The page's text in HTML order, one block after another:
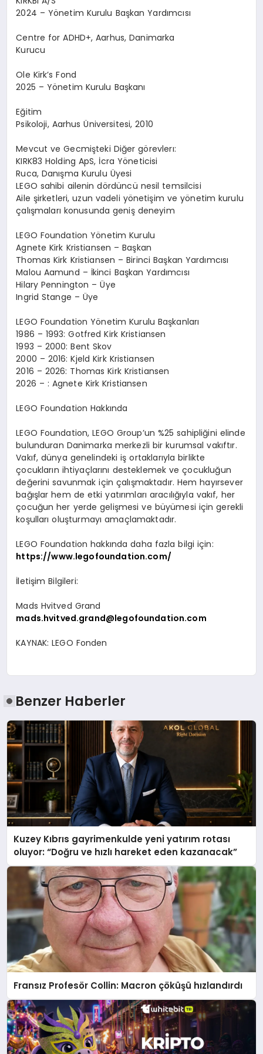
2024 – Yönetim Kurulu Başkan Yardımcısı
Centre for ADHD+, Aarhus, Danimarka
Kurucu
Ole Kirk’s Fond
2025 – Yönetim Kurulu Başkanı
Eğitim
Psikoloji, AarhusÜniversitesi, 2010
Mevcut ve Gecmişteki Diğergörevlerı:
KIRK83 Holding ApS, İcra Yöneticisi
Ruca, Danışma Kurulu Üyesi
LEGO sahibi ailenin dördüncü nesil temsilcisi
Aile şirketleri, uzun vadeli yönetişim ve yönetim kurulu
çalışmaları konusunda geniş deneyim
LEGO Foundation Yönetim Kurulu
Agnete Kirk Kristiansen – Başkan
Thomas Kirk Kristiansen – Birinci Başkan Yardımcısı
Malou Aamund – İkinci Başkan Yardımcısı
Hilary Pennington –Üye
Ingrid Stange – Üye
LEGO Foundation Yönetim Kurulu Başkanları
1986 – 1993: Gotfred Kirk Kristiansen
1993 – 2000: Bent Skov
2000 – 2016: Kjeld Kirk Kristiansen
2016 – 2026: Thomas Kirk Kristiansen
2026 – : Agnete Kirk Kristiansen
LEGO Foundation Hakkında
LEGO Foundation, LEGO Group’un %25 sahipliğini elinde
bulunduran Danimarka merkezli bir kurumsal vakıftır.
Vakıf, dünya genelindeki işortaklarıyla birlikte
çocukların ihtiyaçlarını desteklemek veçocukluğun
değerini savunmak için çalışmaktadır. Hem hayırsever
bağışlar hem de etki yatırımları aracılığıyla vakıf, her
çocuğun her yerde gelişmesi ve büyümesi için gerekli
koşullarıoluşturmayıamaçlamaktadır.
LEGO Foundation hakkında daha fazla bilgi için:
https://www.legofoundation.com/
İletişim Bilgileri:
Mads Hvitved Grand
mads.hvitved.grand@legofoundation.com
KAYNAK: LEGO Fonden
Benzer Haberler
Kuzey Kıbrıs gayrimenkulde yeni yatırım rotası
oluyor: “Doğru ve hızlı hareket eden kazanacak”
Fransız Profesör Collin: Macron çöküşü hızlandırdı